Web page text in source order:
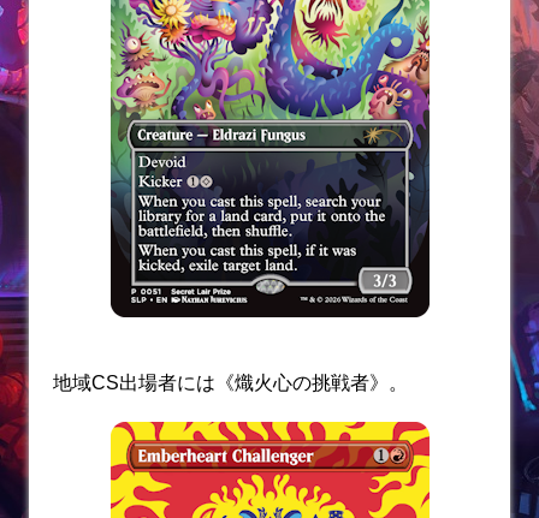
地域CS出場者には《熾火心の挑戦者》。